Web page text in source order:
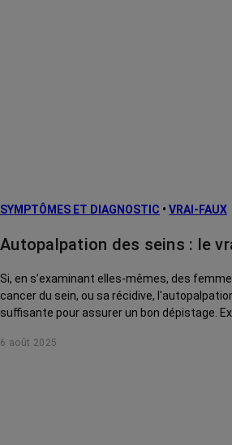
SYMPTÔMES ET DIAGNOSTIC • VRAI-FAUX
Autopalpation des seins : le
Si, en s’examinant elles-mêmes, des
cancer du sein, ou sa récidive,
suffisante pour assurer un bon dépistage.
6 août 2025